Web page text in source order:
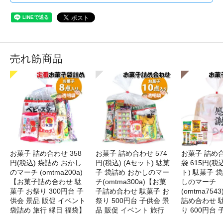
売れ筋商品
お菓子 詰め合わせ 358
円(税込) 袋詰め おかし
のマーチ (omtma200a)
【お菓子詰め合わせ 駄
菓子 お祭り 300円台 子
供会 景品 販促 イベント
袋詰め 旅行 縁日 福袋】
お菓子 詰め合わせ 574
円(税込) (Aセット) 駄菓
子 袋詰め おかしのマー
チ(omtma300a)【お菓
子詰め合わせ 駄菓子 お
祭り 500円台 子供会 景
品 販促 イベント 旅行
お菓子 詰め
袋 615円(税
ト) 駄菓子
しのマーチ
詰め合わせ
り 600円台